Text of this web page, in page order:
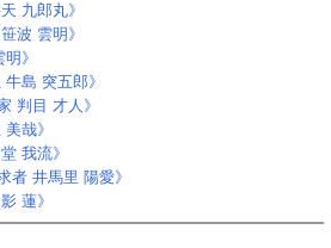
九郎丸》
波 雲明》
》
島 突五郎》
判目 才人》
哉》
我流》
者 井馬里 陽愛》
蓮》